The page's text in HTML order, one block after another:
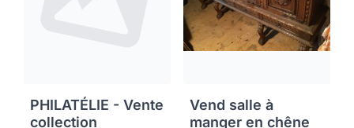
PHILATÉLIE - Vente
collection
Vend salle à
manger en chêne